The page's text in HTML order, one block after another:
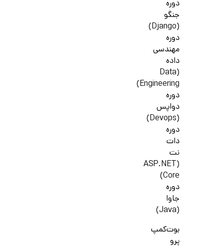
دوره
جنگو
(Django)
دوره
مهندسی
داده
(Data
Engineering)
دوره
دواپس
(Devops)
دوره
دات
نت
(ASP.NET
Core)
دوره
جاوا
(Java)
بوت‌کمپ
پرو